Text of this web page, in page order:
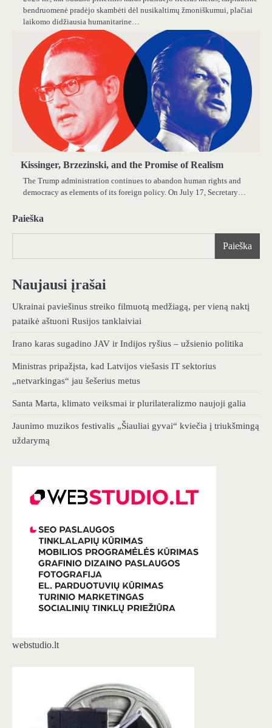
bendruomenė pradėjo skambėti dėl nusikaltimų žmoniškumui, plačiai
laikomo didžiausia humanitarine…
Kissinger, Brzezinski, and the Promise of Realism
The Trump administration continues to abandon human rights and
democracy as elements of its foreign policy. On July 17, Secretary…
Paieška
Paieška
Naujausi įrašai
Ukrainai paviešinus streiko filmuotą medžiagą, per vieną naktį
pataikė aštuoni Rusijos tanklaiviai
Irano karas sugadino JAV ir Indijos ryšius – užsienio politika
Ministras pripažįsta, kad Latvijos viešasis IT sektorius
„netvarkingas“ jau šešerius metus
Santa Marta, klimato veiksmai ir plurilateralizmo naujoji galia
Jaunimo muzikos festivalis „Šiauliai gyvai“ kviečia į triukšmingą
uždarymą
webstudio.lt